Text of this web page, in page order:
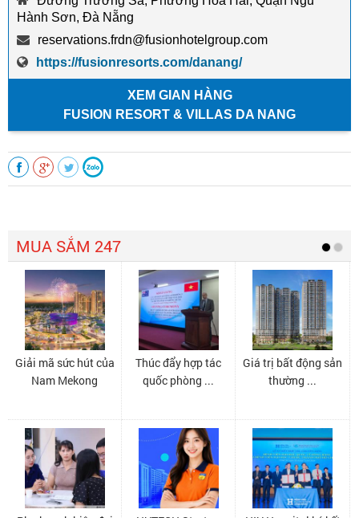
Hành Sơn, Đà Nẵng
reservations.frdn@fusionhotelgroup.com
https://fusionresorts.com/danang/
XEM GIAN HÀNG
FUSION RESORT & VILLAS DA NANG